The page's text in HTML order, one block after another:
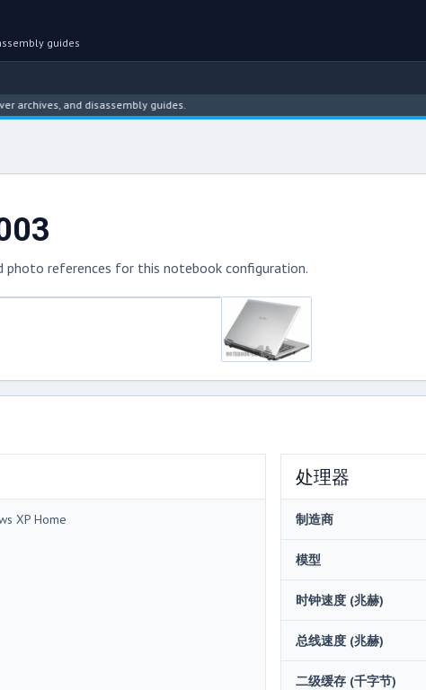
guides
and disassembly guides.
photo references for this notebook configuration.
XP Home
处理器
制造商
模型
时钟速度 (兆赫)
总线速度 (兆赫)
二级缓存 (千字节)